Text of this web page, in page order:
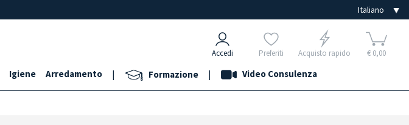
Accedi Preferiti Acquisto rapido € 0,00
Igiene Arredamento | Formazione | Video Consulenza